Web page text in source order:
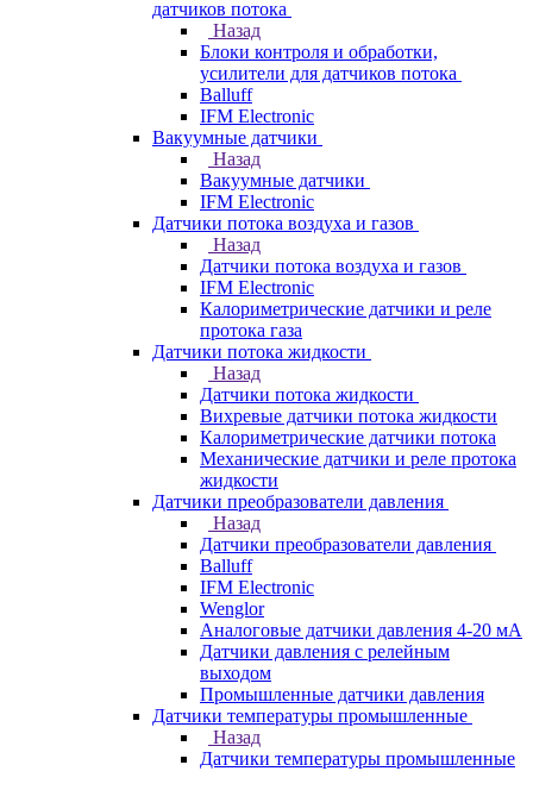
датчиков потока
Назад
Блоки контроля и обработки,
усилители для датчиков потока
Balluff
IFM Electronic
Вакуумные датчики
Назад
Вакуумные датчики
IFM Electronic
Датчики потока воздуха и газов
Назад
Датчики потока воздуха и газов
IFM Electronic
Калориметрические датчики и реле
протока газа
Датчики потока жидкости
Назад
Датчики потока жидкости
Вихревые датчики потока жидкости
Калориметрические датчики потока
Механические датчики и реле протока
жидкости
Датчики преобразователи давления
Назад
Датчики преобразователи давления
Balluff
IFM Electronic
Wenglor
Аналоговые датчики давления 4-20 мА
Датчики давления с релейным
выходом
Промышленные датчики давления
Датчики температуры промышленные
Назад
Датчики температуры промышленные